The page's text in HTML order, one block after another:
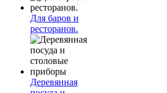
Для баров и
ресторанов.
Деревянная